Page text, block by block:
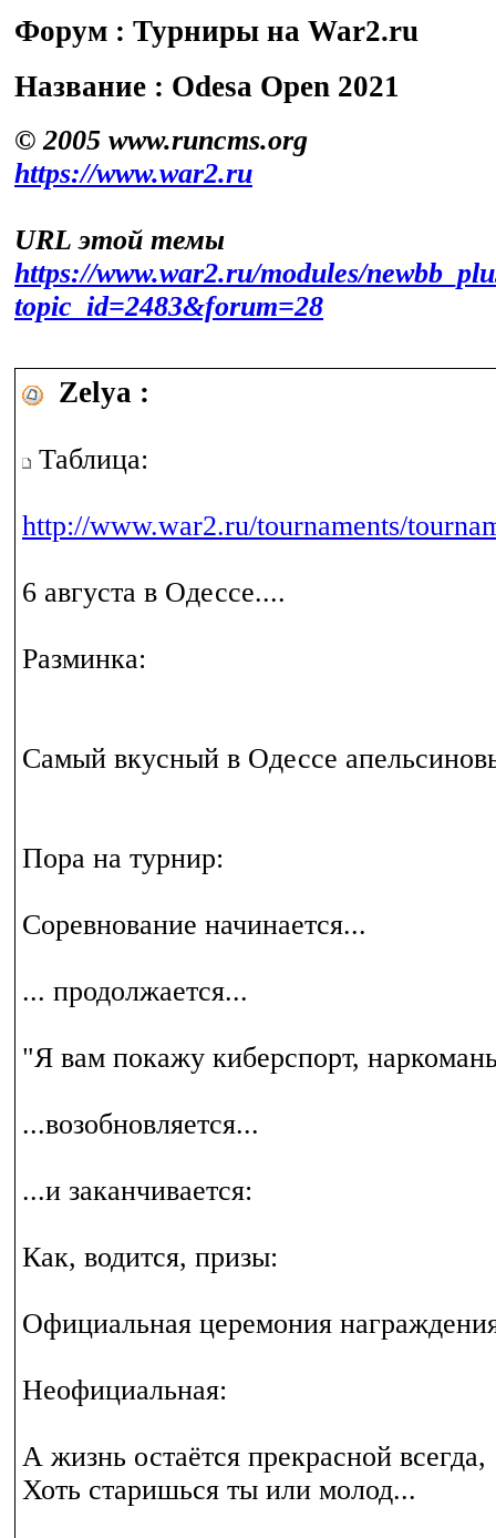
Форум : Турниры на War2.ru
Название : Odesa Open 2021
© 2005 www.runcms.org
https://www.war2.ru
URL этой темы
https://www.war2.ru/modules/
topic_id=2483&forum=28
Zelya :
Таблица:
http://www.war2.ru/tournaments/
6 августа в Одессе....
Разминка:
Самый вкусный в Одессе
Пора на турнир:
Соревнование начинается...
... продолжается...
"Я вам покажу киберспорт,
...возобновляется...
...и заканчивается:
Как, водится, призы:
Официальная церемония
Неофициальная:
А жизнь остаётся прекрасной всегда,
Хоть старишься ты или молод...